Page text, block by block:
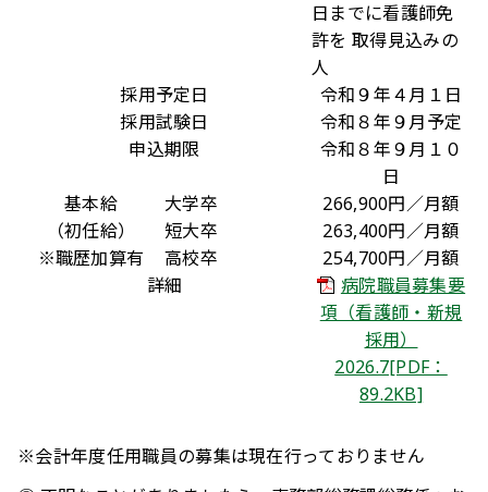
日までに看護師免
許を 取得見込みの
人
採用予定日
令和９年４月１日
採用試験日
令和８年９月予定
申込期限
令和８年９月１０
日
基本給
（初任給）
※職歴加算有
大学卒
266,900円／月額
短大卒
263,400円／月額
高校卒
254,700円／月額
詳細
病院職員募集要
項（看護師・新規
採用）
2026.7[PDF：
89.2KB]
※会計年度任用職員の募集は現在行っておりません